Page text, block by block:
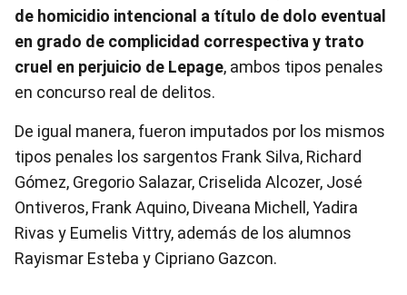
de homicidio intencional a título de dolo eventual
en grado de complicidad correspectiva y trato
cruel en perjuicio de Lepage, ambos tipos penales
en concurso real de delitos.
De igual manera, fueron imputados por los mismos
tipos penales los sargentos Frank Silva, Richard
Gómez, Gregorio Salazar, Criselida Alcozer, José
Ontiveros, Frank Aquino, Diveana Michell, Yadira
Rivas y Eumelis Vittry, además de los alumnos
Rayismar Esteba y Cipriano Gazcon.